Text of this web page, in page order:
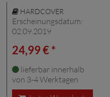
HARDCOVER
Erscheinungsdatum:
02.09.2019
24,99 € *
lieferbar innerhalb
von 3-4 Werktagen